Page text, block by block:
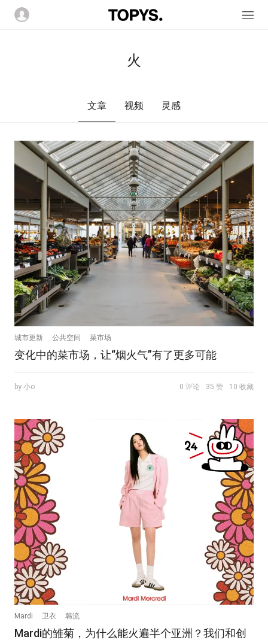
火
文章 视频 灵感
城市更新 公共空间 菜市场
变化中的菜市场，让“烟火气”有了更多可能
by 小o 0 评论 35 赞 10 收藏
Mardi 卫衣 韩流
Mardi的雏菊，为什么能火遍半个亚洲？我们和创